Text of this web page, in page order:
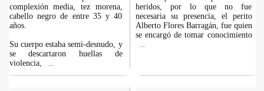
complexión media, tez morena,
cabello negro de entre 35 y 40
años.
Su cuerpo estaba semi-desnudo, y
se descartaron huellas de
violencia,
heridos, por lo que no fue
necesaria su presencia, el perito
Alberto Flores Barragán, fue quien
se encargó de tomar conocimiento